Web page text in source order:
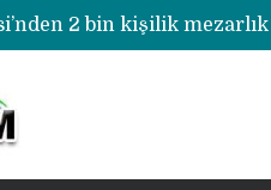
2 bin kişilik
operasyonunda 1